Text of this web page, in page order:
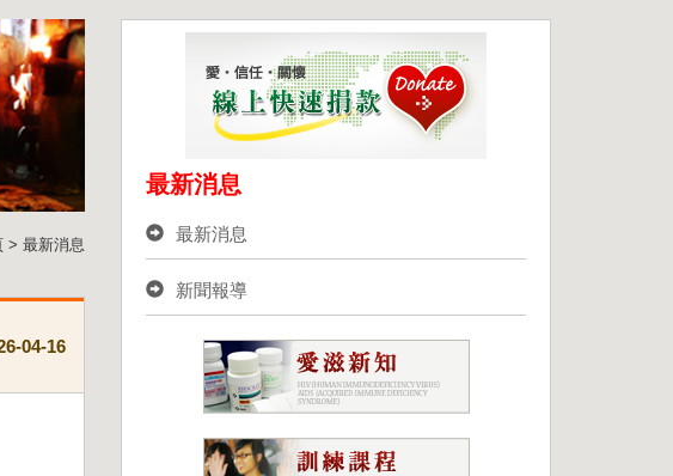
> 最新消息
04-16
最新消息
最新消息
新聞報導